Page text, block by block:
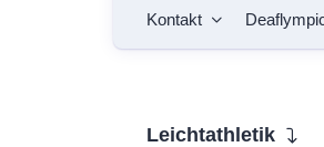
Kontakt
Du befindest dich hier:
Leichtathletik